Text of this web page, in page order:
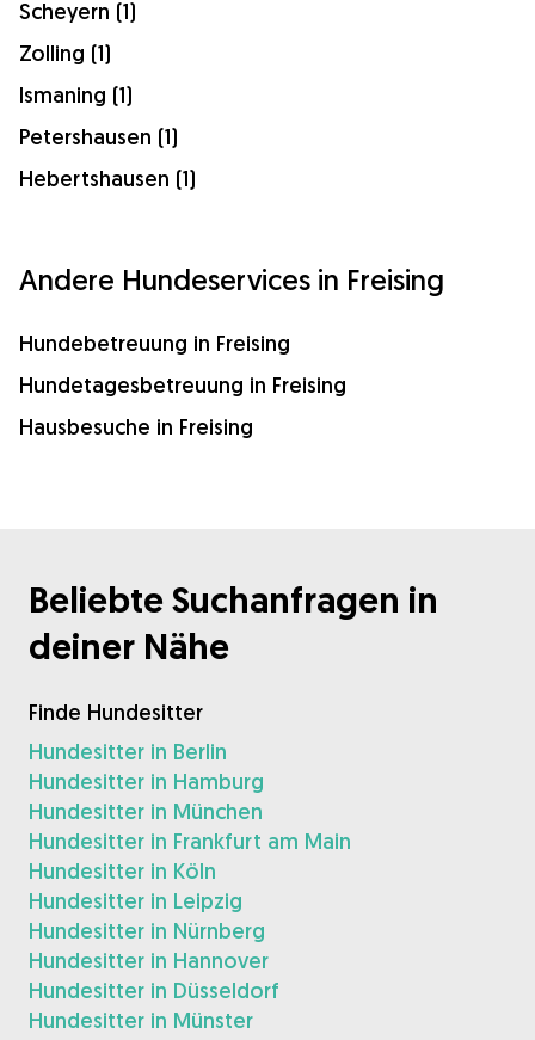
Scheyern (1)
Zolling (1)
Ismaning (1)
Petershausen (1)
Hebertshausen (1)
Andere Hundeservices in Freising
Hundebetreuung in Freising
Hundetagesbetreuung in Freising
Hausbesuche in Freising
Beliebte Suchanfragen in
deiner Nähe
Finde Hundesitter
Hundesitter in Berlin
Hundesitter in Hamburg
Hundesitter in München
Hundesitter in Frankfurt am Main
Hundesitter in Köln
Hundesitter in Leipzig
Hundesitter in Nürnberg
Hundesitter in Hannover
Hundesitter in Düsseldorf
Hundesitter in Münster